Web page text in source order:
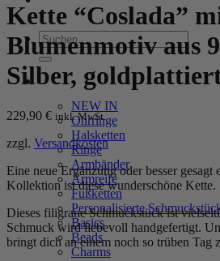
Suchen
nach:
WOMEN
NEW IN
Ohrringe
Halsketten
Ringe
Armbänder
Armreife
Fußketten
Personalisierte
Basics
Beads
Charms
Kette “Coslada”
Blumenmotiv aus
Silber,
229,90 € inkl. MwSt.
zzgl. Versandkosten
Eine neue Ergänzung oder besser gesagt
Kollektion ist diese wunderschöne Kette.
Dieses filigrane Schmuckstück ist
Schmuck wird liebevoll handgefertigt.
bringt dich an einem noch so trüben Tag